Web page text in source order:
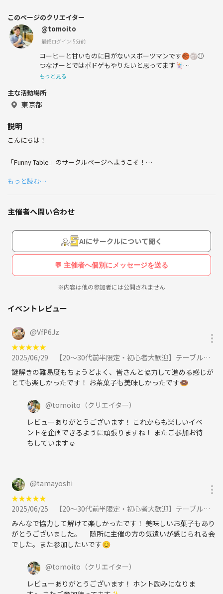
このページのクリエイター
@tomoito
最終ログイン:5分前
コーヒーと甘いものに目がないスポーツマンです🏀🏐⚾️
つなげーとではボドゲもやりたいと思ってます🃏
他の好きなものは下に箇条書きしときます！
一緒のものがあってもなくても仲良くしてくれたら嬉しい
・コーヒー
・ポーカー
・漫画
・アニメ
・ボードゲーム
・テレビゲーム
・筋トレ
・バスケ
・野球
・バレーボール
・登山
・洋菓子
・フルーツ
・旅行
もっと見る
主な活動場所
東京都
説明
こんにちは！
「Funny Table」のサークルページへようこそ！
このサークルは、主催がYouTubeなどの動画で見た、リアル謎解きゲー
ムやテーブルトークRPGを楽しんでる様子に憧れて立ち上げたサークル
です！
活動は主に、物語の謎を解き明かすような、シナリオつきのゲームをみ
んなで卓を囲んで楽しもう！というものになっています😎
シナリオつきでなくても、頭を捻って遊ぶような面白いボードゲームも
いろいろ遊べる場にしたいと思っています✨
を取り扱うお茶会なんかも開いていきたいと考えてます😋
ゲームに馴染みのない方はそちらに期待して参加してくださっても大丈
夫です🙆
会話して、頭を捻って、時には出し抜き合いながら。笑
美味しくてテーブルを一緒に作りましょう💪
もっと読む…
主催者へ問い合わせ
AIにサークルについて聞く
💬 主催者へ個別にメッセージを送る
※内容は他の参加者には公開されません
イベントレビュー
@VfP6Jz
★★★★★
2025/06/29
【20〜30代前半限定・初心者大歓迎】テーブルを囲んでみんなで謎解きゲーム！「ある友人からの手紙 奇妙な美術館の女」に参加
謎解きの難易度もちょうどよく、皆さんと協力して進める感じが
とても楽しかったです！ お茶菓子も美味しかったです🍩
@tomoito （クリエイター）
レビューありがとうございます！ これからも楽しいイベ
ントを企画できるように頑張りますね！ またご参加お待
ちしています☺️
@tamayoshi
★★★★★
2025/06/25
【20〜30代前半限定・初心者大歓迎】テーブルを囲んでみんなで謎解きゲーム！「ある友人からの手紙 泣き虫なクマより」に参加
みんなで協力して解けて楽しかったです！ 美味しいお菓子もあり
がとうございました。 随所に主催の方の気遣いが感じられる会
でした。また参加したいです😊
@tomoito （クリエイター）
レビューありがとうございます！ ホント励みになりま